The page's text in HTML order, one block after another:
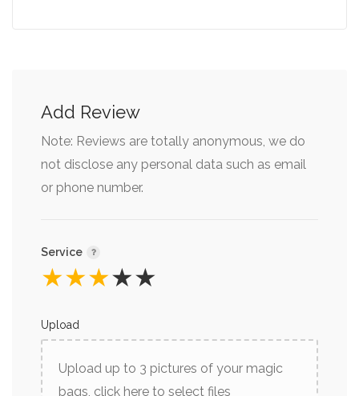
Add Review
Note: Reviews are totally anonymous, we do
not disclose any personal data such as email
or phone number.
Service
★
★
★
★
★
Upload
Upload up to 3 pictures of your magic
bags, click here to select files